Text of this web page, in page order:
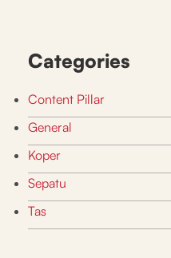
Categories
Content Pillar
General
Koper
Sepatu
Tas